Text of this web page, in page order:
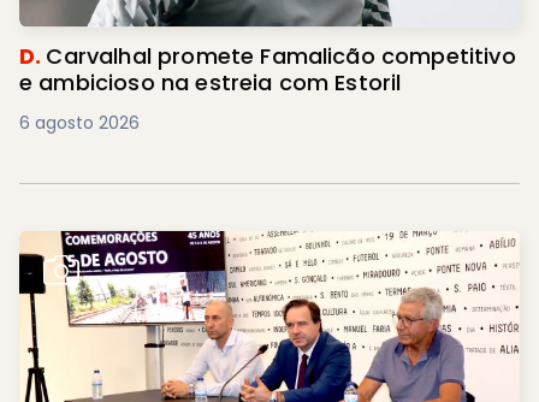
D. Carvalhal promete Famalicão competitivo
e ambicioso na estreia com Estoril
6 agosto 2026